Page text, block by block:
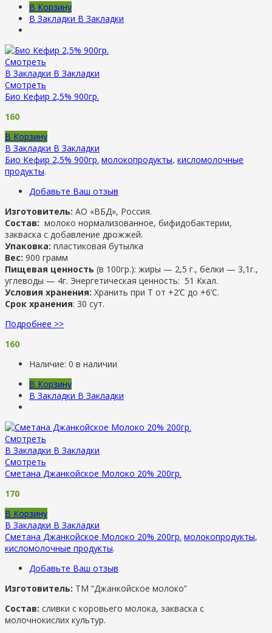
В Корзину
В Закладки В Закладки
Смотреть
В Закладки В Закладки
Смотреть
Био Кефир 2,5% 900гр.
160
В Корзину
В Закладки В Закладки
Био Кефир 2,5% 900гр. молокопродукты, кисломолочные
продукты.
Добавьте Ваш отзыв
Изготовитель: АО «ВБД», Россия.
Состав: молоко нормализованное, бифидобактерии,
закваска с добавление дрожжей.
Упаковка: пластиковая бутылка
Вес: 900 грамм
Пищевая ценность (в 100гр.): жиры — 2,5 г., белки — 3,1г.,
углеводы — 4г. Энергетическая ценность: 51 Ккал.
Условия хранения: Хранить при Т от +2’С до +6’C.
Срок хранения: 30 сут.
Подробнее >>
160
Наличие: 0 в наличии
В Корзину
В Закладки В Закладки
Смотреть
В Закладки В Закладки
Смотреть
Сметана Джанкойское Молоко 20% 200гр.
170
В Корзину
В Закладки В Закладки
Сметана Джанкойское Молоко 20% 200гр. молокопродукты,
кисломолочные продукты.
Добавьте Ваш отзыв
Изготовитель: ТМ “Джанкойское молоко”
Состав: сливки с коровьего молока, закваска с
молочнокислих культур.